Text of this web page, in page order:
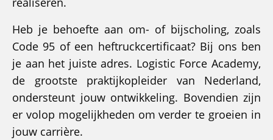
Heb je behoefte aan om- of bijscholing, zoals
Code 95 of een heftruckcertificaat? Bij ons ben
je aan het juiste adres. Logistic Force Academy,
de grootste praktijkopleider van Nederland,
ondersteunt jouw ontwikkeling. Bovendien zijn
er volop mogelijkheden om verder te groeien in
jouw carrière.